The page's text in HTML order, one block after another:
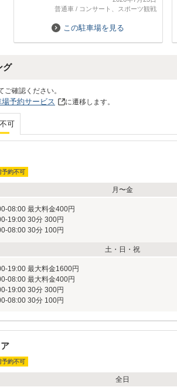
普通車/ コンサート、スポーツ観戦
この駐車場を見る
グ
確認ください。
予約サービス に遷移します。
可
予約不可
月〜金
08:00 最大料金400円
19:00 30分 300円
08:00 30分 100円
土・日・祝
19:00 最大料金1600円
08:00 最大料金400円
19:00 30分 300円
08:00 30分 100円
予約不可
全日